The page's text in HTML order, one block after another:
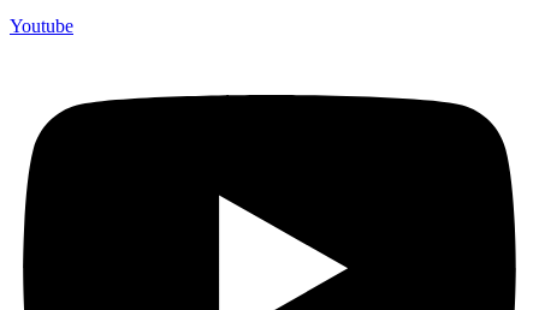
Youtube